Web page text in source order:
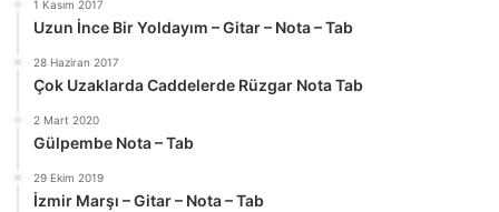
1 Kasım 2017
Uzun İnce Bir Yoldayım – Gitar – Nota – Tab
28 Haziran 2017
Çok Uzaklarda Caddelerde Rüzgar Nota Tab
2 Mart 2020
Gülpembe Nota – Tab
29 Ekim 2019
İzmir Marşı – Gitar – Nota – Tab